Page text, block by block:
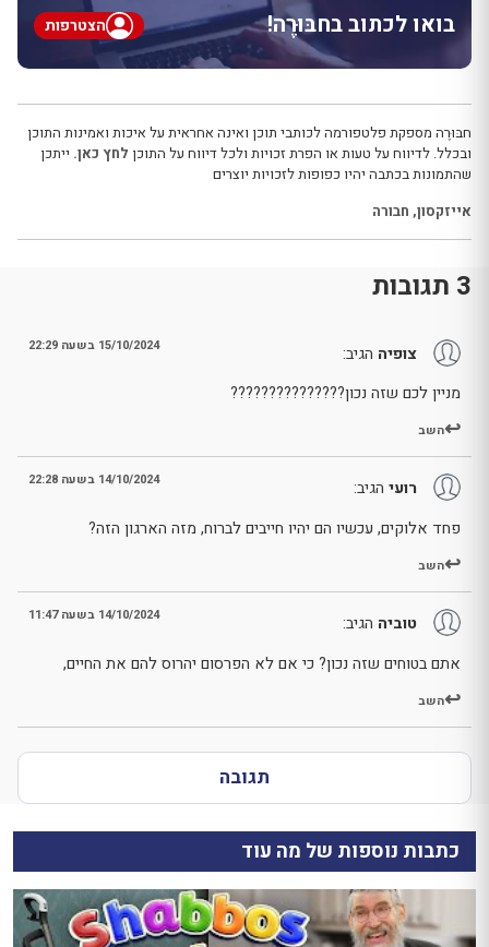
בואו לכתוב בחבּוּרֶה! הצטרפות
חבּוּרֶה מספקת פלטפורמה לכותבי תוכן ואינה אחראית על איכות ואמינות התוכן
ובכלל. לדיווח על טעות או הפרת זכויות ולכל דיווח על התוכן לחץ כאן. ייתכן
שהתמונות בכתבה יהיו כפופות לזכויות יוצרים
אייזקסון, חבורה
3 תגובות
צופיה הגיב: 15/10/2024 בשעה 22:29
מניין לכם שזה נכון???????????????
השב
רועי הגיב: 14/10/2024 בשעה 22:28
פחד אלוקים, עכשיו הם יהיו חייבים לברוח, מזה הארגון הזה?
השב
טוביה הגיב: 14/10/2024 בשעה 11:47
אתם בטוחים שזה נכון? כי אם לא הפרסום יהרוס להם את החיים,
השב
תגובה
כתבות נוספות של מה עוד